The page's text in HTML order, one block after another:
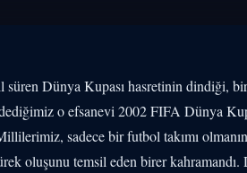
Dünya Kupası hasretinin dindiği,
o efsanevi 2002 FIFA Dünya
sadece bir futbol takımı
oluşunu temsil eden birer